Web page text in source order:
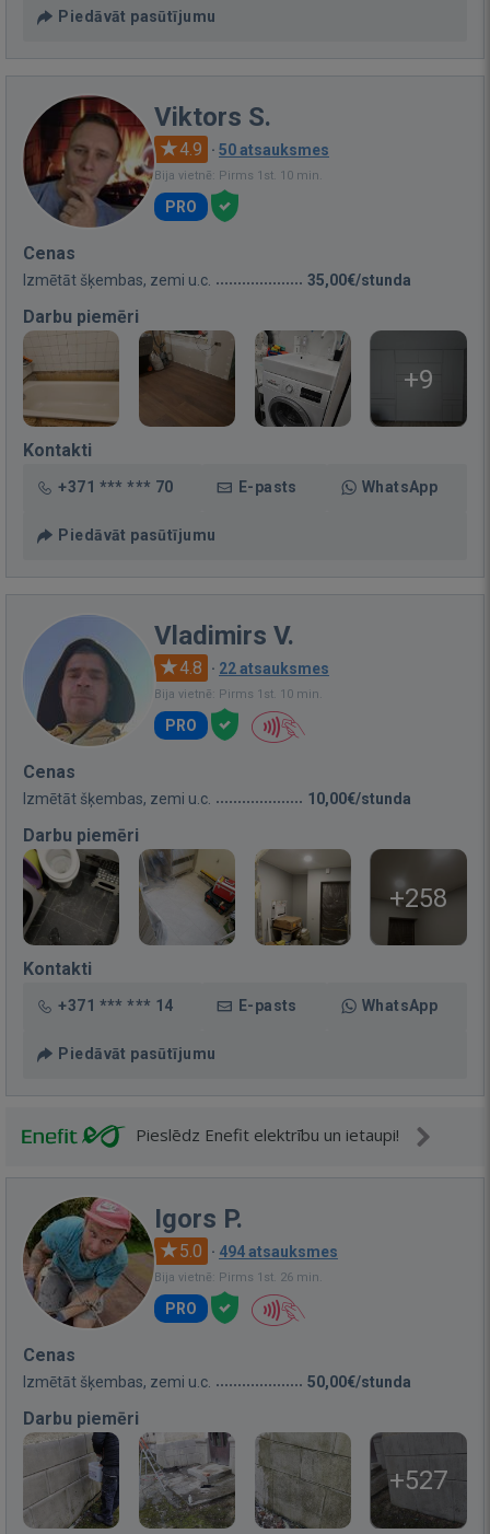
Piedāvāt pasūtījumu
Viktors S.
4.9 · 50 atsauksmes
Bija vietnē: Pirms 1st. 10 min.
PRO
Cenas
Izmētāt šķembas, zemi u.c. 35,00€/stunda
Darbu piemēri
+9
Kontakti
+371 *** *** 70 E-pasts WhatsApp
Piedāvāt pasūtījumu
Vladimirs V.
4.8 · 22 atsauksmes
Bija vietnē: Pirms 1st. 10 min.
PRO
Cenas
Izmētāt šķembas, zemi u.c. 10,00€/stunda
Darbu piemēri
+258
Kontakti
+371 *** *** 14 E-pasts WhatsApp
Piedāvāt pasūtījumu
Pieslēdz Enefit elektrību un ietaupi!
Igors P.
5.0 · 494 atsauksmes
Bija vietnē: Pirms 1st. 26 min.
PRO
Cenas
Izmētāt šķembas, zemi u.c. 50,00€/stunda
Darbu piemēri
+527